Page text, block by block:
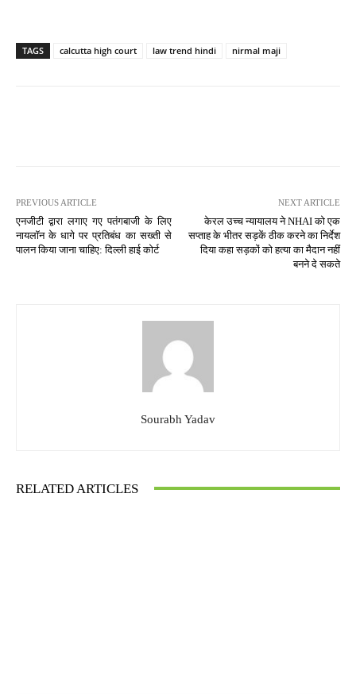
TAGS calcutta high court law trend hindi nirmal maji
PREVIOUS ARTICLE
एनजीटी द्वारा लगाए गए पतंगबाजी के लिए
नायलॉन के धागे पर प्रतिबंध का सख्ती से
पालन किया जाना चाहिए: दिल्ली हाई कोर्ट
NEXT ARTICLE
केरल उच्च न्यायालय ने NHAI को एक
सप्ताह के भीतर सड़कें ठीक करने का निर्देश
दिया कहा सड़कों को हत्या का मैदान नहीं
बनने दे सकते
Sourabh Yadav
RELATED ARTICLES